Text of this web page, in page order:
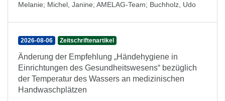
Melanie; Michel, Janine; AMELAG-Team; Buchholz, Udo
2026-08-06 Zeitschriftenartikel
Änderung der Empfehlung „Händehygiene in
Einrichtungen des Gesundheitswesens“ bezüglich
der Temperatur des Wassers an medizinischen
Handwaschplätzen